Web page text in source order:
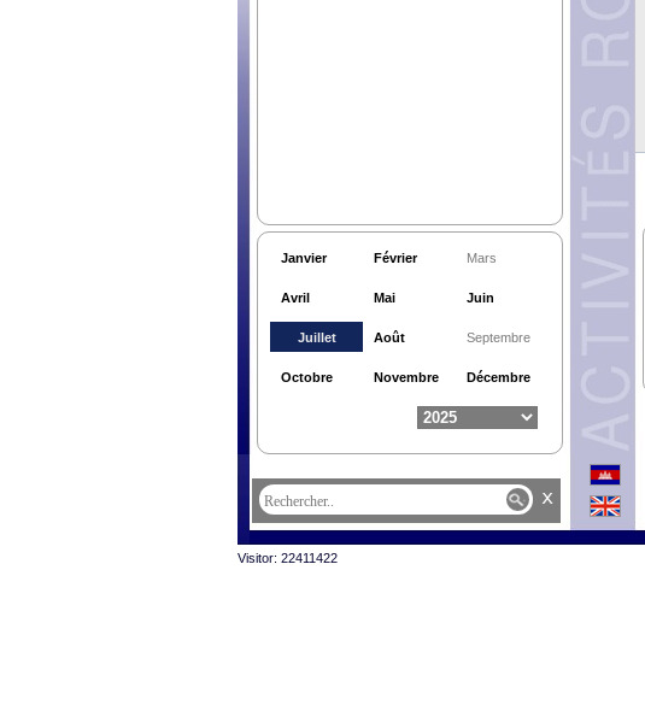
Janvier Février Mars
Avril Mai Juin
Juillet Août Septembre
Octobre Novembre Décembre
x
Visitor: 22411422